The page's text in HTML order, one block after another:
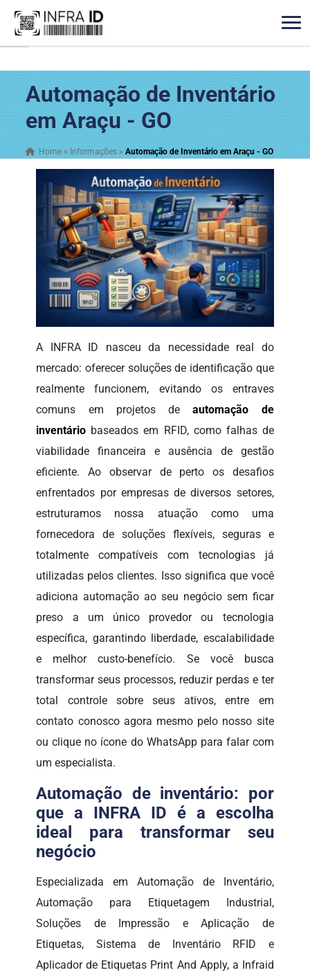
Automação de Inventário
em Araçu - GO
Home » Informações »Automação de Inventário em Araçu - GO
A INFRA ID nasceu da necessidade real do
mercado: oferecer soluções de identificação que
realmente funcionem, evitando os entraves
comuns em projetos deautomação de
inventário baseados em RFID, como falhas de
viabilidade financeira e ausência de gestão
eficiente. Ao observar de perto os desafios
enfrentados por empresas de diversos setores,
estruturamos nossa atuação como uma
fornecedora de soluções flexíveis, seguras e
totalmente compatíveis com tecnologias já
utilizadas pelos clientes. Isso significa que você
adiciona automação ao seu negócio sem ficar
preso a um único provedor ou tecnologia
específica, garantindo liberdade, escalabilidade
e melhor custo-benefício. Se você busca
transformar seus processos, reduzir perdas e ter
total controle sobre seus ativos, entre em
contato conosco agora mesmo pelo nosso site
ou clique no ícone do WhatsApp para falar com
um especialista.
Automação de inventário: por
que a INFRA ID é a escolha
ideal para transformar seu
negócio
Especializada em Automação de Inventário,
Automação para Etiquetagem Industrial,
Soluções de Impressão e Aplicação de
Etiquetas, Sistema de Inventário RFID e
Aplicador de Etiquetas Print And Apply, a Infraid